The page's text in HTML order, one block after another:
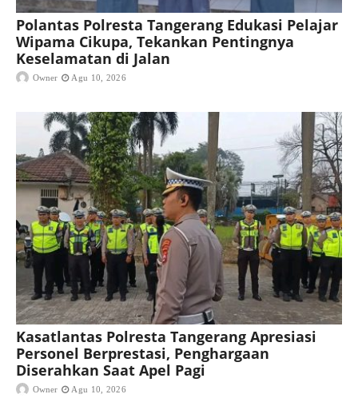
Polantas Polresta Tangerang Edukasi Pelajar
Wipama Cikupa, Tekankan Pentingnya
Keselamatan di Jalan
Owner Agu 10, 2026
Kasatlantas Polresta Tangerang Apresiasi
Personel Berprestasi, Penghargaan
Diserahkan Saat Apel Pagi
Owner Agu 10, 2026